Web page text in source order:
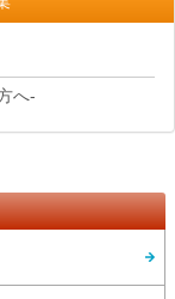
へ-